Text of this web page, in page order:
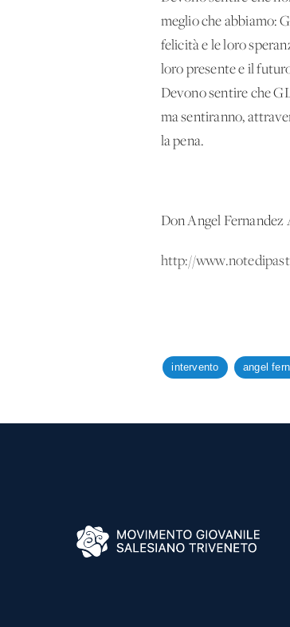
meglio che abbiamo:
felicità e le loro
loro presente e il
Devono sentire che
ma sentiranno,
la pena.
Don Angel Fernandez
http://
intervento angel